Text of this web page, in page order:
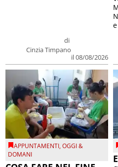
di
Cinzia Timpano
il 08/08/2026
APPUNTAMENTI,OGGI &
DOMANI